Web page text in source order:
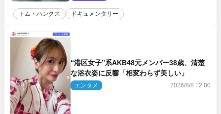
トム・ハンクス ドキュメンタリー
“港区女子”系AKB48元メンバー38歳、清楚
な浴衣姿に反響「相変わらず美しい」
エンタメ 2026/8/8 12:00